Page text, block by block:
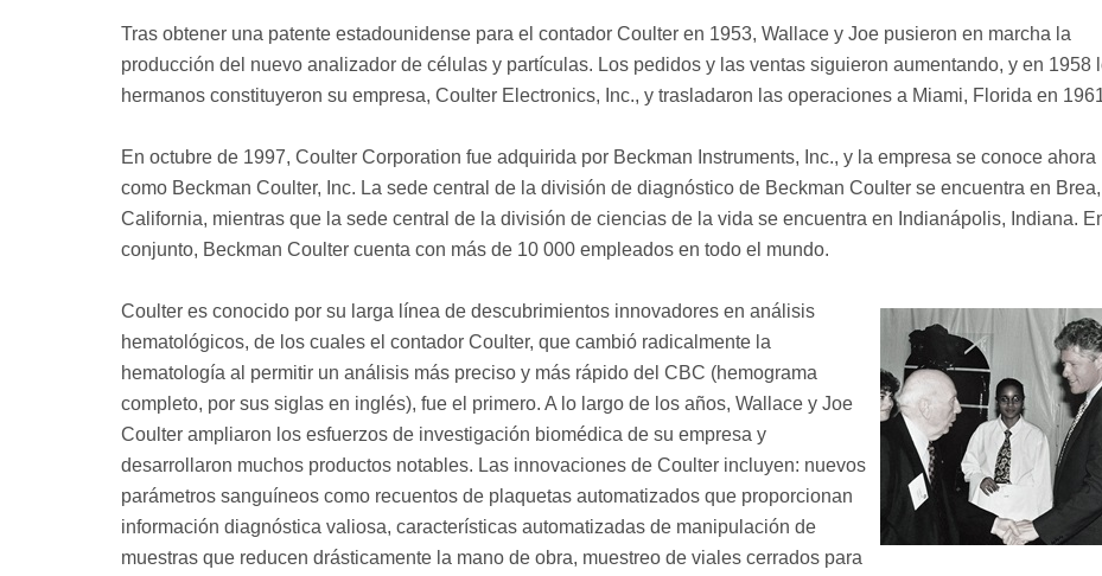
Tras obtener una patente estadounidense para el contador Coulter en 1953, Wallace y Joe pusieron en marcha la
producción del nuevo analizador de células y partículas. Los pedidos y las ventas siguieron aumentando, y en 1958
hermanos constituyeron su empresa, Coulter Electronics, Inc., y trasladaron las operaciones a Miami, Florida en
En octubre de 1997, Coulter Corporation fue adquirida por Beckman Instruments, Inc., y la empresa se conoce ahora
como Beckman Coulter, Inc. La sede central de la división de diagnóstico de Beckman Coulter se encuentra en Brea,
California, mientras que la sede central de la división de ciencias de la vida se encuentra en Indianápolis, Indiana.
conjunto, Beckman Coulter cuenta con más de 10 000 empleados en todo el mundo.
Coulter es conocido por su larga línea de descubrimientos innovadores en análisis
hematológicos, de los cuales el contador Coulter, que cambió radicalmente la
hematología al permitir un análisis más preciso y más rápido del CBC (hemograma
completo, por sus siglas en inglés), fue el primero. A lo largo de los años, Wallace y Joe
Coulter ampliaron los esfuerzos de investigación biomédica de su empresa y
desarrollaron muchos productos notables. Las innovaciones de Coulter incluyen: nuevos
parámetros sanguíneos como recuentos de plaquetas automatizados que proporcionan
información diagnóstica valiosa, características automatizadas de manipulación de
muestras que reducen drásticamente la mano de obra, muestreo de viales cerrados para